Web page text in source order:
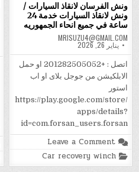
ونش الفرسان لانقاذ السيارات /
ونش لانقاذ السيارات خدمة 24
ساعة في جميع انحاء الجمهوريه
MRISUZU4@GMAIL.COM
يناير 26, 2026
اتصل : +201282505052 او حمل
الابلكيشن من جوجل بلاى او اب
استور
https://play.google.com/store/
apps/details?
id=com.forsan_users.forsan
Leave a Comment
ونش
الفرسان
لانقاذ
Posted
in
Car recovery winch